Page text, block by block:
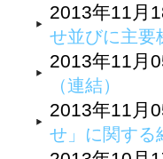
2013年11月
せ並びに主要
2013年11月
（連結）
2013年11月
せ」に関する